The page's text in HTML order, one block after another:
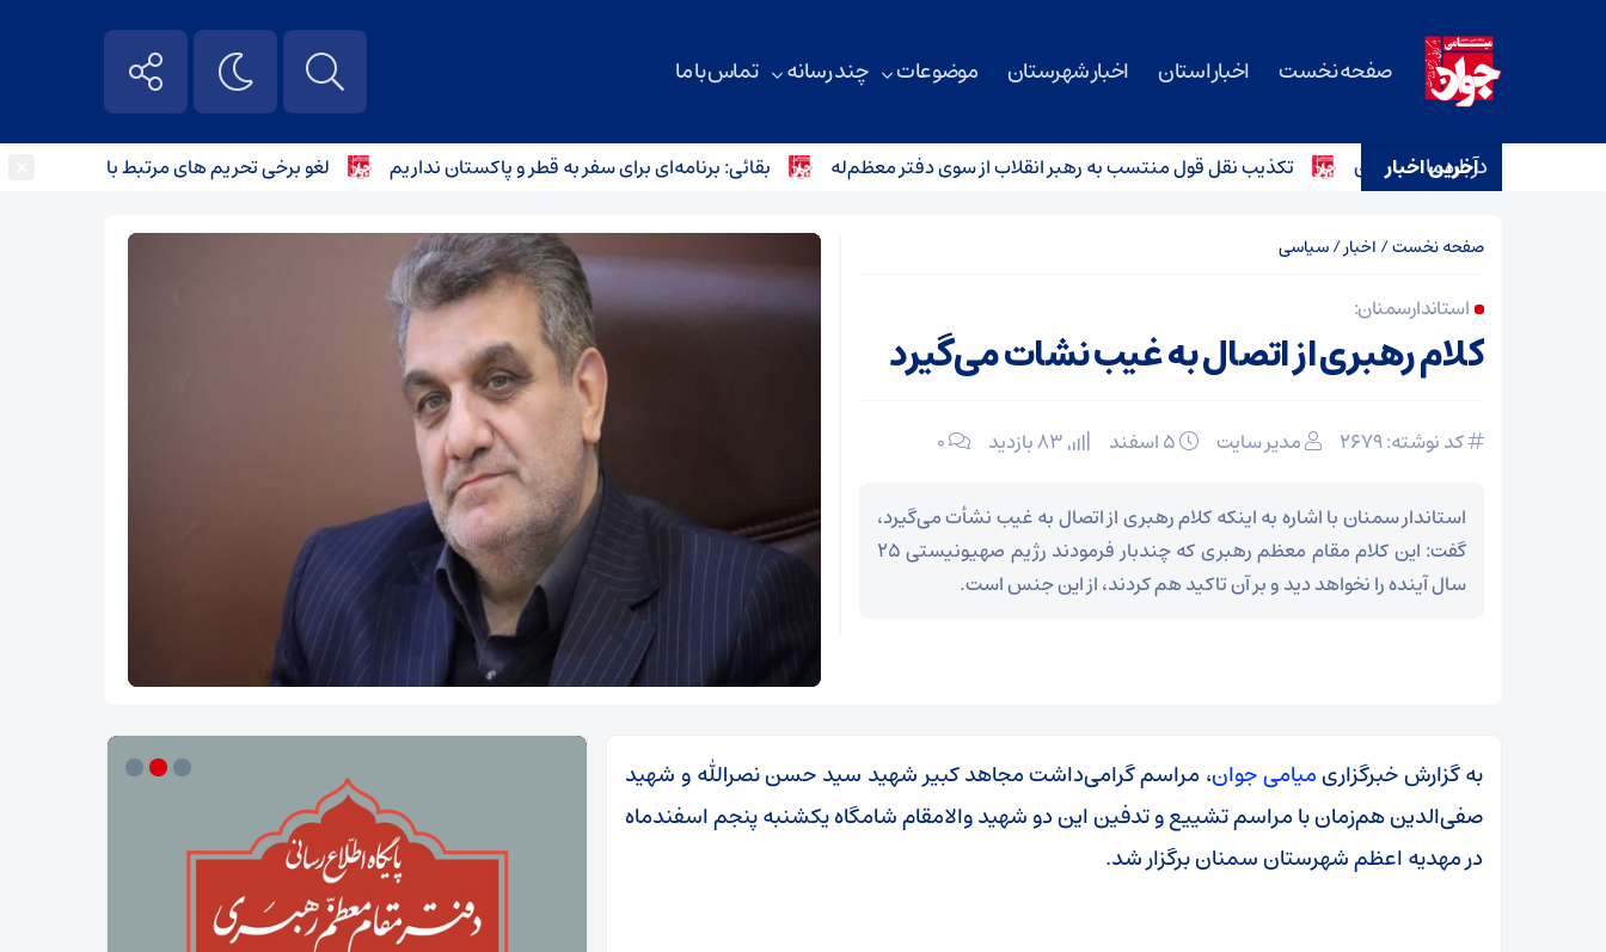
صفحه نخست اخبار استان اخبار شهرستان موضوعات چند رسانه تماس با ما
درباره ما
آخرین اخبار
عمومی و شخصی در سمنان تکذیب نقل قول منتسب به رهبر انقلاب از سوی دفتر معظم‌له بقائی: برنامه‌ای برای سفر به قطر و پاکستان نداریم لغو برخی تحریم های مرتبط با ایران از سوی آمریکا
صفحه نخست/ اخبار/سیاسی
استاندار سمنان:
کلام رهبری از اتصال به غیب نشات می‌گیرد
کد نوشته: 2679 مدیر سایت ۰
استاندار سمنان با اشاره به اینکه کلام رهبری از اتصال به غیب نشأت می‌گیرد،
گفت: این کلام مقام معظم رهبری که چندبار فرمودند رژیم صهیونیستی ۲۵
سال آینده را نخواهد دید و بر آن تاکید هم کردند، از این جنس است.
به گزارش خبرگزاریمیامی جوان، مراسم گرامی‌داشت مجاهد کبیر شهید سید حسن نصرالله و شهید
صفی‌الدین هم‌زمان با مراسم تشییع و تدفین این دو شهید والامقام شامگاه یکشنبه پنجم اسفندماه
در مهدیه اعظم شهرستان سمنان برگزار شد.